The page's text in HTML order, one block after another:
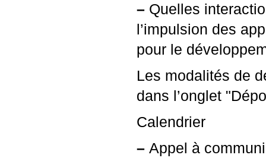
– Quelles
l’impulsion des
pour le
Les modalités de
dans l’onglet
Calendrier
– Appel à